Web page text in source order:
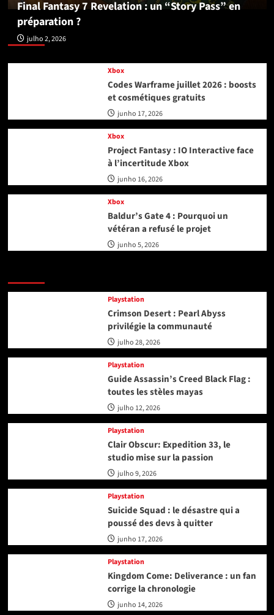
Xbox
Final Fantasy 7 Revelation : un “Story Pass” en
préparation ?
julho 2, 2026
Xbox
Codes Warframe juillet 2026 : boosts
et cosmétiques gratuits
junho 17, 2026
Xbox
Project Fantasy : IO Interactive face
à l’incertitude Xbox
junho 16, 2026
Xbox
Baldur’s Gate 4 : Pourquoi un
vétéran a refusé le projet
junho 5, 2026
Playstation
Crimson Desert : Pearl Abyss
privilégie la communauté
julho 28, 2026
Playstation
Guide Assassin’s Creed Black Flag :
toutes les stèles mayas
julho 12, 2026
Playstation
Clair Obscur: Expedition 33, le
studio mise sur la passion
julho 9, 2026
Playstation
Suicide Squad : le désastre qui a
poussé des devs à quitter
junho 17, 2026
Playstation
Kingdom Come: Deliverance : un fan
corrige la chronologie
junho 14, 2026